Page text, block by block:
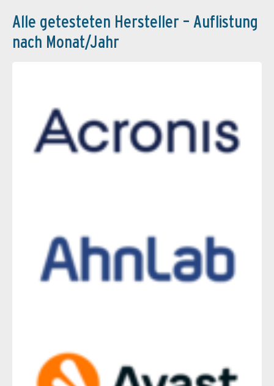
Alle getesteten Hersteller – Auflistung
nach Monat/Jahr